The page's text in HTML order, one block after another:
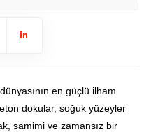
en güçlü ilham
dokular, soğuk yüzeyler
samimi ve zamansız bir